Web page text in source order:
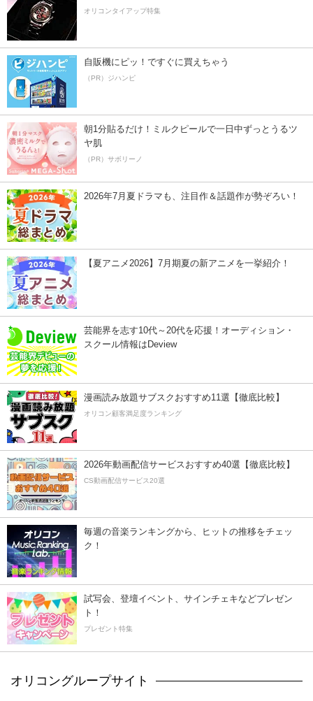
オリコンタイアップ特集
自販機にピッ！ですぐに買えちゃう
（PR）ジハンピ
朝1分貼るだけ！ミルクピールで一日中ずっとうるツ
ヤ肌
（PR）サボリーノ
2026年7月夏ドラマも、注目作＆話題作が勢ぞろい！
【夏アニメ2026】7月期夏の新アニメを一挙紹介！
芸能界を志す10代～20代を応援！オーディション・
スクール情報はDeview
漫画読み放題サブスクおすすめ11選【徹底比較】
オリコン顧客満足度ランキング
2026年動画配信サービスおすすめ40選【徹底比較】
CS動画配信サービス20選
毎週の音楽ランキングから、ヒットの推移をチェッ
ク！
試写会、登壇イベント、サインチェキなどプレゼン
ト！
プレゼント特集
オリコングループサイト